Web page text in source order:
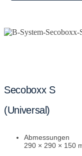
Secoboxx S
(Universal)
Abmessungen
290 × 290 × 150